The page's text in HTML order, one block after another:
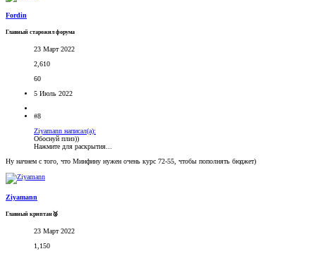
Fordin
Главный старожил форума
23 Март 2022
2,610
60
5 Июль 2022
#8
Ziyamann написал(а):
Обоснуй плиз))
Нажмите для раскрытия...
Ну начнем с того, что Минфину нужен очень курс 72-55, чтобы пополнять бюджет)
Ziyamann
Главный криптан🥈
23 Март 2022
1,150